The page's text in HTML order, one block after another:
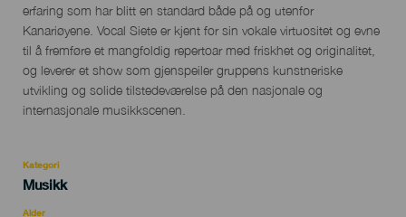
evento
erfaring som har blitt en standard både på og utenfor
Kanariøyene. Vocal Siete er kjent for sin vokale virtuositet og evne
til å fremføre et mangfoldig repertoar med friskhet og originalitet,
og leverer et show som gjenspeiler gruppens kunstneriske
utvikling og solide tilstedeværelse på den nasjonale og
internasjonale musikkscenen.
Kategori
Categoría
evento
Musikk
Alder